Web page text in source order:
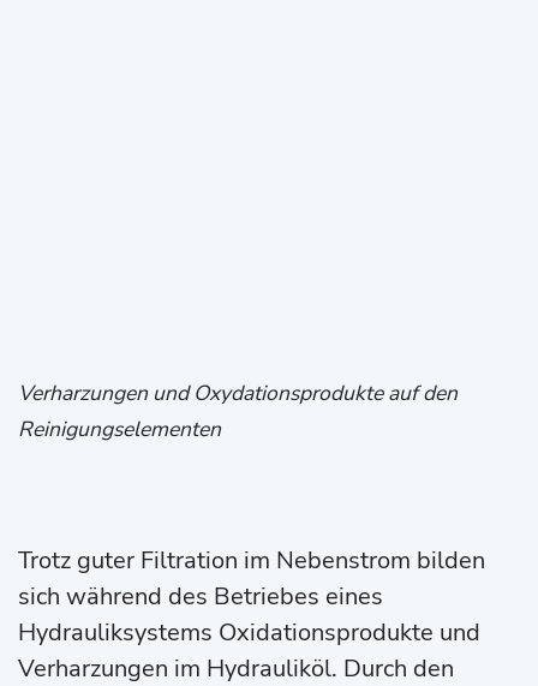
Verharzungen und Oxydationsprodukte auf den
Reinigungselementen
Trotz guter Filtration im Nebenstrom bilden
sich während des Betriebes eines
Hydrauliksystems Oxidationsprodukte und
Verharzungen im Hydrauliköl. Durch den